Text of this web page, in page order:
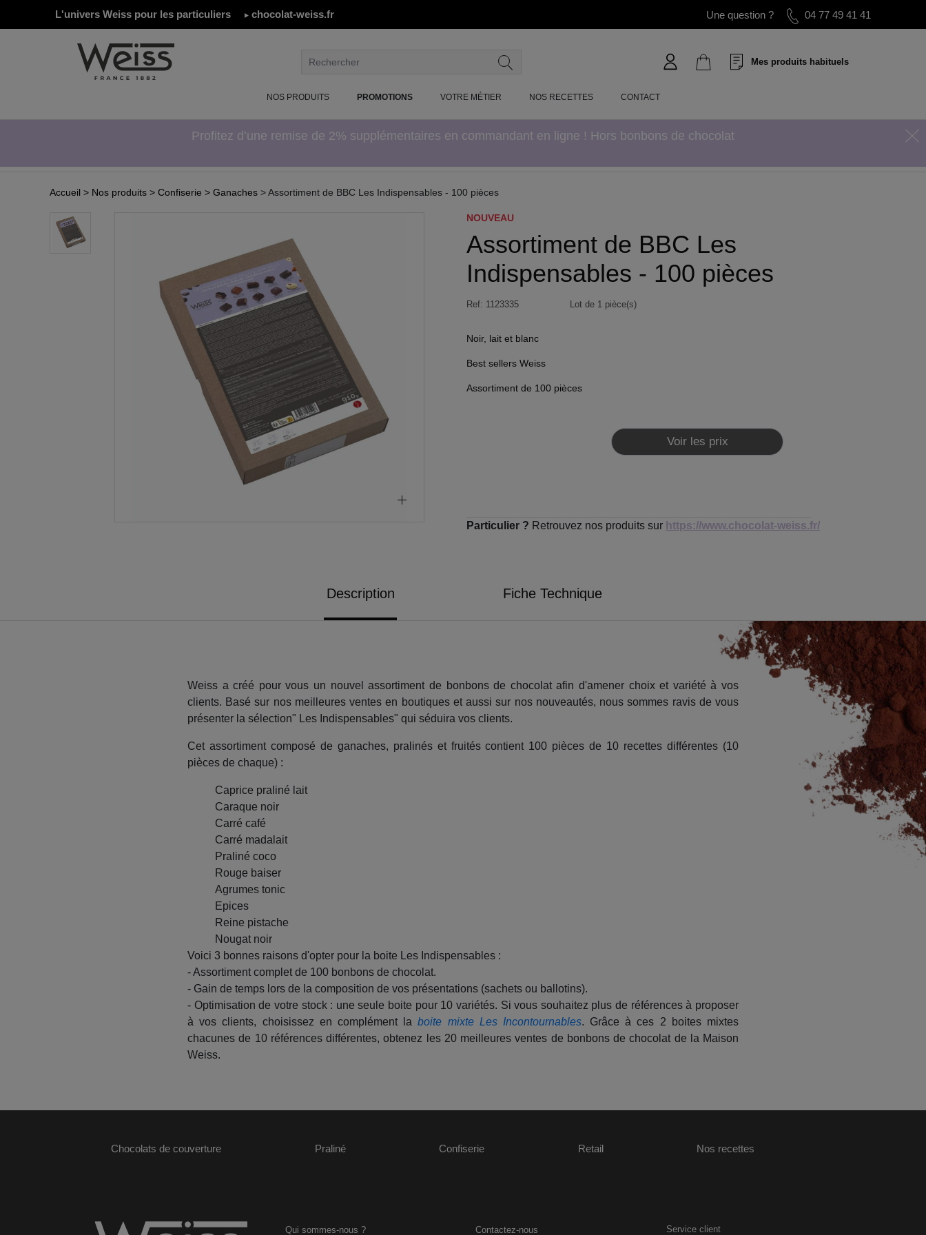
L'univers Weiss pour les particuliers chocolat-weiss.fr Une question ? 04 77 49 41 41
Mes produits habituels
NOS PRODUITS PROMOTIONS VOTRE MÉTIER NOS RECETTES CONTACT
Profitez d’une remise de 2% supplémentaires en commandant en ligne ! Hors bonbons de chocolat
Accueil > Nos produits > Confiserie > Ganaches > Assortiment de BBC Les Indispensables - 100 pièces
NOUVEAU
Assortiment de BBC Les
Indispensables - 100 pièces
Ref: 1123335 Lot de 1 pièce(s)
Noir, lait et blanc
Best sellers Weiss
Assortiment de 100 pièces
Voir les prix
Particulier ? Retrouvez nos produits sur https://www.chocolat-weiss.fr/
Description Fiche Technique
Weiss a créé pour vous un nouvel assortiment de bonbons de chocolat afin d'amener choix et variété à vos
clients. Basé sur nos meilleures ventes en boutiques et aussi sur nos nouveautés, nous sommes ravis de vous
présenter la sélection" Les Indispensables" qui séduira vos clients.
Cet assortiment composé de ganaches, pralinés et fruités contient 100 pièces de 10 recettes différentes (10
pièces de chaque) :
Caprice praliné lait
Caraque noir
Carré café
Carré madalait
Praliné coco
Rouge baiser
Agrumes tonic
Epices
Reine pistache
Nougat noir
Voici 3 bonnes raisons d'opter pour la boite Les Indispensables :
- Assortiment complet de 100 bonbons de chocolat.
- Gain de temps lors de la composition de vos présentations (sachets ou ballotins).
- Optimisation de votre stock : une seule boite pour 10 variétés. Si vous souhaitez plus de références à proposer
à vos clients, choisissez en complément laboite mixte Les Incontournables. Grâce à ces 2 boites mixtes
chacunes de 10 références différentes, obtenez les 20 meilleures ventes de bonbons de chocolat de la Maison
Weiss.
Chocolats de couverture Praliné Confiserie Retail Nos recettes
Qui sommes-nous ? Contactez-nous Service client